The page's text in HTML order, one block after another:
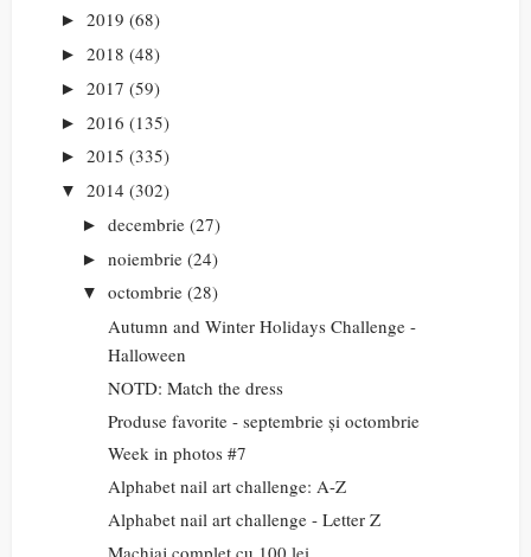
► 2019 (68)
► 2018 (48)
► 2017 (59)
► 2016 (135)
► 2015 (335)
▼ 2014 (302)
► decembrie (27)
► noiembrie (24)
▼ octombrie (28)
Autumn and Winter Holidays Challenge -
Halloween
NOTD: Match the dress
Produse favorite - septembrie și octombrie
Week in photos #7
Alphabet nail art challenge: A-Z
Alphabet nail art challenge - Letter Z
Machiaj complet cu 100 lei